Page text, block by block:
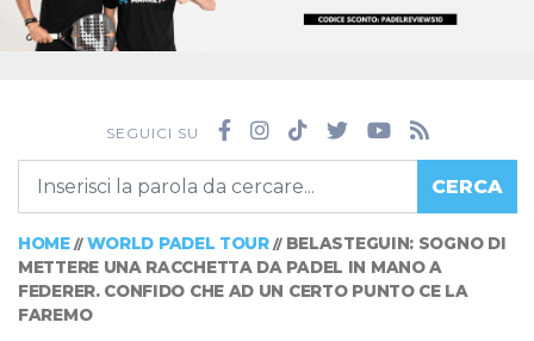
SEGUICI SU
CERCA
HOME// WORLD PADEL TOUR// BELASTEGUIN: SOGNO DI
METTERE UNA RACCHETTA DA PADEL IN MANO A
FEDERER. CONFIDO CHE AD UN CERTO PUNTO CE LA
FAREMO